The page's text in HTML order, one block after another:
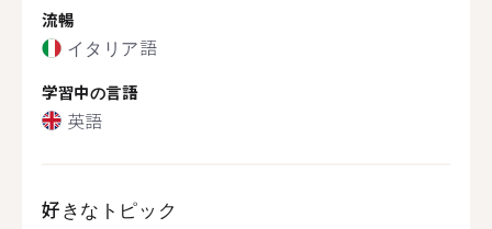
流暢
イタリア語
学習中の言語
英語
好きなトピック